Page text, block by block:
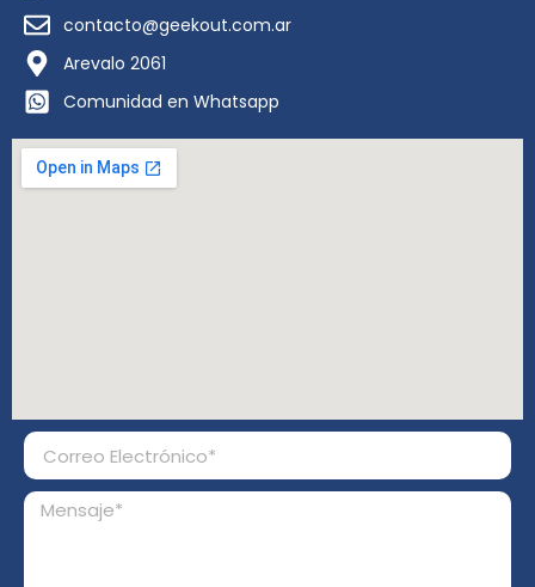
contacto@geekout.com.ar
Arevalo 2061
Comunidad en Whatsapp